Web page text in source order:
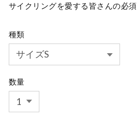
サイクリングを愛する皆さんの必須
種類
数量